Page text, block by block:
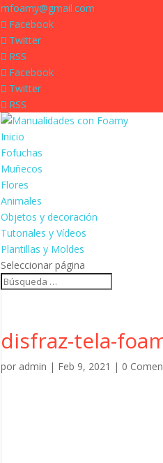
mfoamy@gmail.com
Facebook
Twitter
RSS
Facebook
Twitter
RSS
Inicio
Fofuchas
Muñecos
Flores
Animales
Objetos y decoración
Tutoriales y Vídeos
Plantillas y Moldes
Seleccionar página
disfraz-tela-
por admin | Feb 9, 2021 | 0